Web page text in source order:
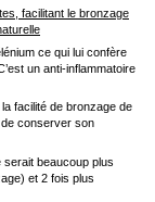
facilitant le bronzage
ce qui lui confère
un anti-inflammatoire
facilité de bronzage de
de conserver son
beaucoup plus
et 2 fois plus